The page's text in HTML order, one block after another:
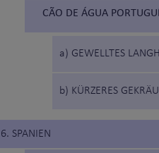
CÃO DE ÁGUA
a) GEWELLTES
b) KÜRZERES
6. SPANIEN